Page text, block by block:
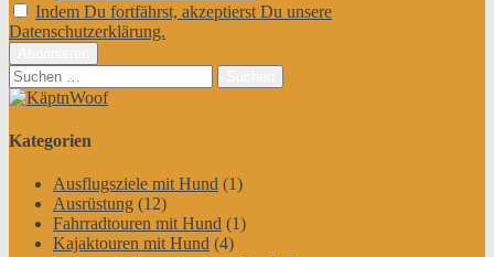
Indem Du fortfährst, akzeptierst Du unsere
Datenschutzerklärung.
Suchen
nach:
Kategorien
Ausflugsziele mit Hund (1)
Ausrüstung (12)
Fahrradtouren mit Hund (1)
Kajaktouren mit Hund (4)